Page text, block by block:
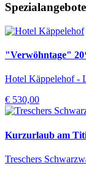
Spezialangebote
"Verwöhntage"
Hotel Käppelehof -
€ 530,00
Kurzurlaub am
Treschers